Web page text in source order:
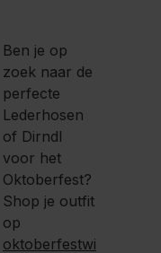
Ben je op
zoek naar de
perfecte
Lederhosen
of Dirndl
voor het
Oktoberfest?
Shop je outfit
op
oktoberfestwi